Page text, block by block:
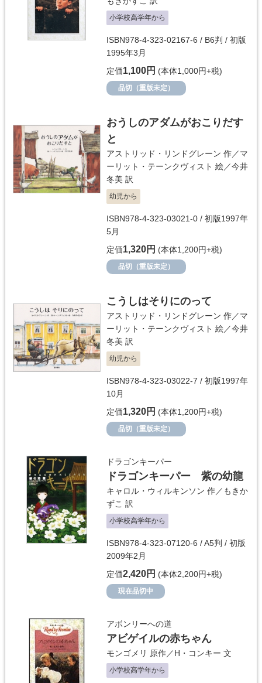
小学校高学年から
ISBN978-4-323-02167-6 / B6判 / 初版
1995年3月
定価1,100円 (本体1,000円+税)
品切（重版未定）
おうしのアダムがおこりだす
と
アストリッド・リンドグレーン 作／マ
ーリット・テーンクヴィスト 絵／今井
冬美 訳
幼児から
ISBN978-4-323-03021-0 / 初版1997年
5月
定価1,320円 (本体1,200円+税)
品切（重版未定）
こうしはそりにのって
アストリッド・リンドグレーン 作／マ
ーリット・テーンクヴィスト 絵／今井
冬美 訳
幼児から
ISBN978-4-323-03022-7 / 初版1997年
10月
定価1,320円 (本体1,200円+税)
品切（重版未定）
ドラゴンキーパー
ドラゴンキーパー 紫の幼龍
キャロル・ウィルキンソン 作／ もきか
ずこ 訳
小学校高学年から
ISBN978-4-323-07120-6 / A5判 / 初版
2009年2月
定価2,420円 (本体2,200円+税)
現在品切中
アボンリーへの道
アビゲイルの赤ちゃん
モンゴメリ 原作／H・コンキー 文
小学校高学年から